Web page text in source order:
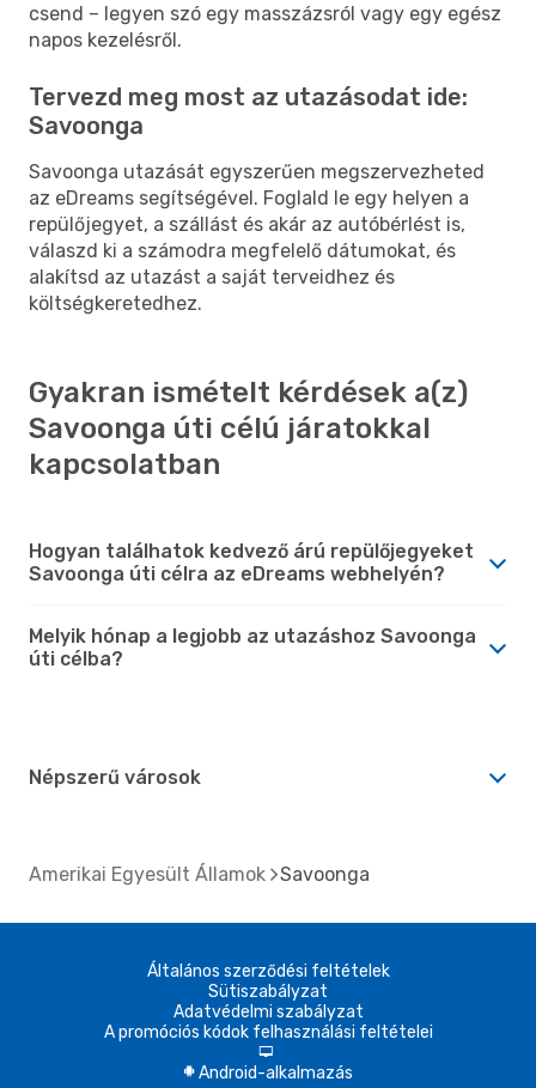
csend – legyen szó egy masszázsról vagy egy egész
napos kezelésről.
Tervezd meg most az utazásodat ide:
Savoonga
Savoonga utazását egyszerűen megszervezheted
az eDreams segítségével. Foglald le egy helyen a
repülőjegyet, a szállást és akár az autóbérlést is,
válaszd ki a számodra megfelelő dátumokat, és
alakítsd az utazást a saját terveidhez és
költségkeretedhez.
Gyakran ismételt kérdések a(z)
Savoonga úti célú járatokkal
kapcsolatban
Hogyan találhatok kedvező árú repülőjegyeket
Savoonga úti célra az eDreams webhelyén?
Melyik hónap a legjobb az utazáshoz Savoonga
úti célba?
Népszerű városok
Amerikai Egyesült Államok Savoonga
Általános szerződési feltételek
Sütiszabályzat
Adatvédelmi szabályzat
A promóciós kódok felhasználási feltételei
d
A Android-alkalmazás